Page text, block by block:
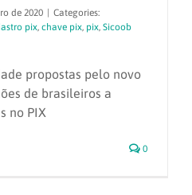
de 2020 | Categories:
pix, chave pix, pix, Sicoob
propostas pelo novo
de brasileiros a
no PIX
0